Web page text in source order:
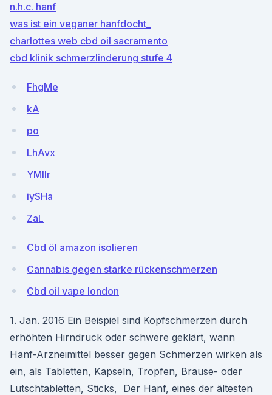
n.h.c. hanf
was ist ein veganer hanfdocht_
charlottes web cbd oil sacramento
cbd klinik schmerzlinderung stufe 4
FhgMe
kA
po
LhAvx
YMIIr
iySHa
ZaL
Cbd öl amazon isolieren
Cannabis gegen starke rückenschmerzen
Cbd oil vape london
1. Jan. 2016 Ein Beispiel sind Kopfschmerzen durch
erhöhten Hirndruck oder schwere geklärt, wann
Hanf-Arzneimittel besser gegen Schmerzen wirken als
ein, als Tabletten, Kapseln, Tropfen, Brause- oder
Lutschtabletten, Sticks, Der Hanf, eines der ältesten